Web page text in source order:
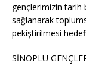
gençlerimizin tarih
sağlanarak
pekiştirilmesi
SİNOPLU